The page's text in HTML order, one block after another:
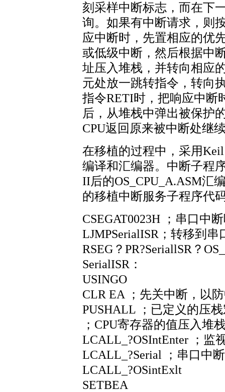
刻采样中断标志，而在下
询。如果有中断请求，则
应中断时，先置相应的优
或低级中断，然后根据中
址压入堆栈，并转向相应
元处放一跳转指令，转向
指令RETI时，把响应中断
后，从堆栈中弹出被保护
CPU返回原来被中断处继
在移植的过程中，采用
编译和汇编器。中断子程
II后的OS_CPU_A.ASM汇
的移植中断服务子程序代
CSEGAT0023H ；串口中
LJMPSerialISR；转移到
RSEG？PR?SeriallSR？
SerialISR：
USINGO
CLR EA ；先关中断，以
PUSHALL ；已定义的压
；CPU寄存器的值压入堆
LCALL_?OSIntEnter ；监
LCALL_?Serial ；串口中
LCALL_?OSintExlt
SETBEA